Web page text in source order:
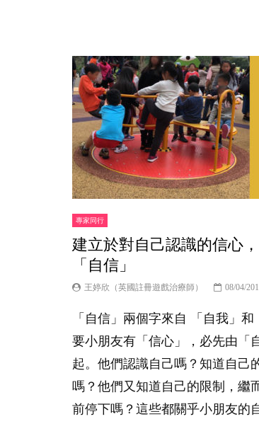
專家同行
建立於對自己認識的信心
「自信」
王婷欣（英國註冊遊戲治療師） 08/04/
「自信」兩個字來自 「自我」和
要小朋友有「信心」，必先由「
起。他們認識自己嗎？知道自己
嗎？他們又知道自己的限制，繼
前停下嗎？這些都關乎小朋友的